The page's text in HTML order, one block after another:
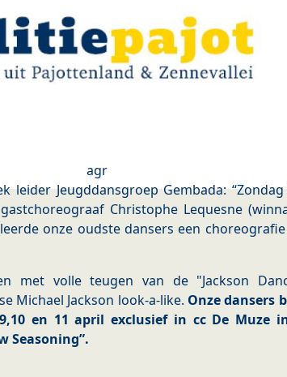
agr
leider Jeugddansgroep Gembada:
Christophe Lequesne
onze oudste dansers een
met volle teugen van de "Jackson
Michael Jackson look-a-like. Onze dansers
en 11 april exclusief in cc De Muze
Seasoning”.